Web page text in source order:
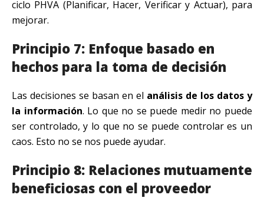
ciclo PHVA (Planificar, Hacer, Verificar y Actuar), para
mejorar.
Principio 7: Enfoque basado en
hechos para la toma de decisión
Las decisiones se basan en el análisis de los datos y
la información. Lo que no se puede medir no puede
ser controlado, y lo que no se puede controlar es un
caos. Esto no se nos puede ayudar.
Principio 8: Relaciones mutuamente
beneficiosas con el proveedor